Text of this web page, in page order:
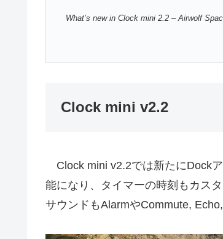
What’s new in Clock mini 2.2 – Airwolf
Clock mini v2.2
Clock mini v2.2では新たにDock
能になり、タイマーの時刻もカス
サウンドもAlarmやCommute,